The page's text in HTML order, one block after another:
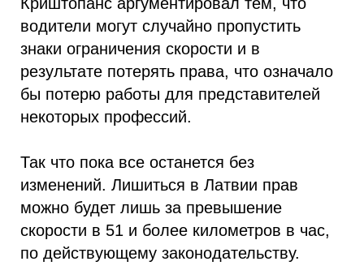
водители могут случайно пропустить
знаки ограничения скорости и в
результате потерять права, что означало
бы потерю работы для представителей
некоторых профессий.
Так что пока все останется без
изменений. Лишиться в Латвии прав
можно будет лишь за превышение
скорости в 51 и более километров в час,
по действующему законодательству.